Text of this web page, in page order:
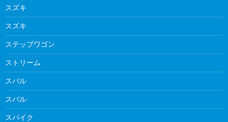
スズキ
スズキ
ステップワゴン
ストリーム
スバル
スバル
スパイク